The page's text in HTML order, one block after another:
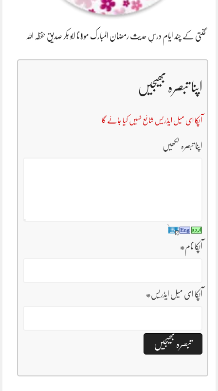
گنتی کے چند ایام درسِ حدیث رمضان المبارک مولانا ابو بکر صدیق حفظہ اللہ
اپنا تبصرہ بھیجیں
آپکا ای میل ایڈریس شائع نہیں کیا جائے گا
اپنا تبصرہ لکھیں
آپکا نام*
آپکا ای میل ایڈریس*